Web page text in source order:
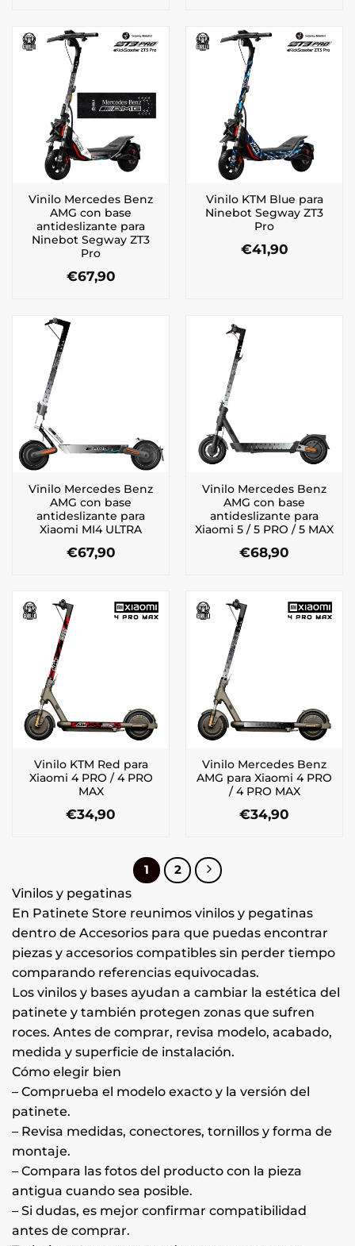
Vinilo Mercedes Benz
AMG con base
antideslizante para
Ninebot Segway ZT3
Pro
€67,90
Vinilo KTM Blue para
Ninebot Segway ZT3
Pro
€41,90
Vinilo Mercedes Benz
AMG con base
antideslizante para
Xiaomi MI4 ULTRA
€67,90
Vinilo Mercedes Benz
AMG con base
antideslizante para
Xiaomi 5 / 5 PRO / 5 MAX
€68,90
Vinilo KTM Red para
Xiaomi 4 PRO / 4 PRO
MAX
€34,90
Vinilo Mercedes Benz
AMG para Xiaomi 4 PRO
/ 4 PRO MAX
€34,90
1 2
Vinilos y pegatinas
En Patinete Store reunimos vinilos y pegatinas
dentro de Accesorios para que puedas encontrar
piezas y accesorios compatibles sin perder tiempo
comparando referencias equivocadas.
Los vinilos y bases ayudan a cambiar la estética del
patinete y también protegen zonas que sufren
roces. Antes de comprar, revisa modelo, acabado,
medida y superficie de instalación.
Cómo elegir bien
– Comprueba el modelo exacto y la versión del
patinete.
– Revisa medidas, conectores, tornillos y forma de
montaje.
– Compara las fotos del producto con la pieza
antigua cuando sea posible.
– Si dudas, es mejor confirmar compatibilidad
antes de comprar.